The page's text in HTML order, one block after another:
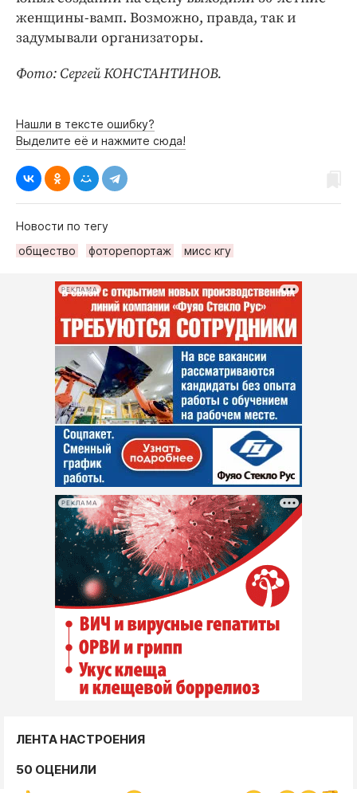
женщины-вамп. Возможно, правда, так и
задумывали организаторы.
Фото: Сергей КОНСТАНТИНОВ.
Нашли в тексте ошибку?
Выделите её и нажмите сюда!
Новости по тегу
общество
фоторепортаж мисс кгу
РЕКЛАМА
РЕКЛАМА
ЛЕНТА НАСТРОЕНИЯ
50 ОЦЕНИЛИ